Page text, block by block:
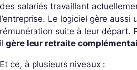
des salariés travaillant
l’entreprise. Le logiciel gère aussi
rémunération suite à leur départ.
il gère leur retraite
Et ce, à plusieurs niveaux :